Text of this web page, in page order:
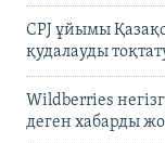
CPJ ұйымы
қудалауды
Wildberries
деген хабарды